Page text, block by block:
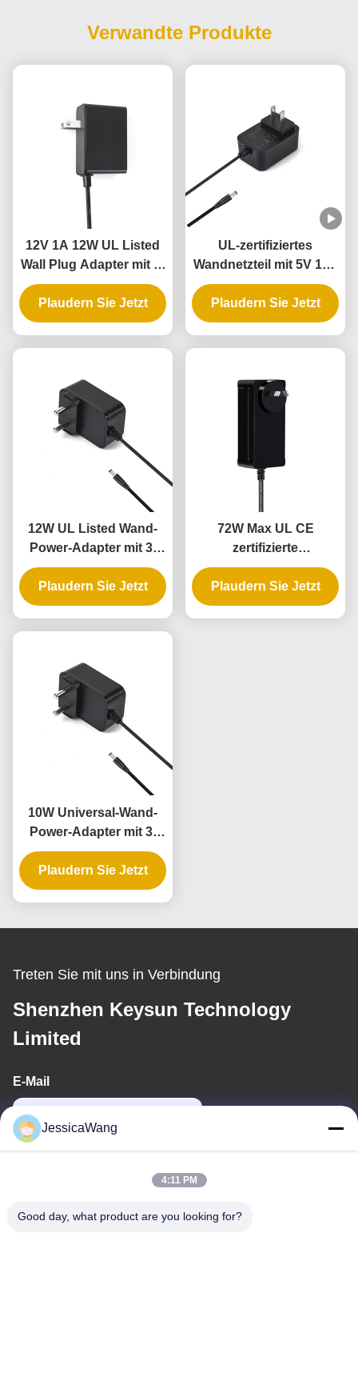
Verwandte Produkte
12V 1A 12W UL Listed
Wall Plug Adapter mit 3-
Jahres-Garantie und
mehrfachen Schutz
Plaudern Sie Jetzt
UL-zertifiziertes
Wandnetzteil mit 5V 12V
24V Ausgang und 12W
24W Leistung für
intelligentes Türschloss
Plaudern Sie Jetzt
12W UL Listed Wand-
Power-Adapter mit 3-
Jahres-Garantie und
AC-DC-
Stromversorgung
Plaudern Sie Jetzt
72W Max UL CE
zertifizierte
Wandstecker mit 3-
jähriger Garantie
Plaudern Sie Jetzt
10W Universal-Wand-
Power-Adapter mit 3-
Jahres-Garantie und
mehreren
Ausgangsspannungen
Plaudern Sie Jetzt
Treten Sie mit uns in Verbindung
Shenzhen Keysun Technology
Limited
E-Mail
JessicaWang
4:11 PM
Good day, what product are you looking for?